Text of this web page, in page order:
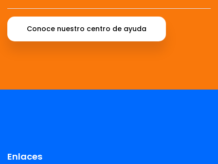
Conoce nuestro centro de ayuda
Enlaces